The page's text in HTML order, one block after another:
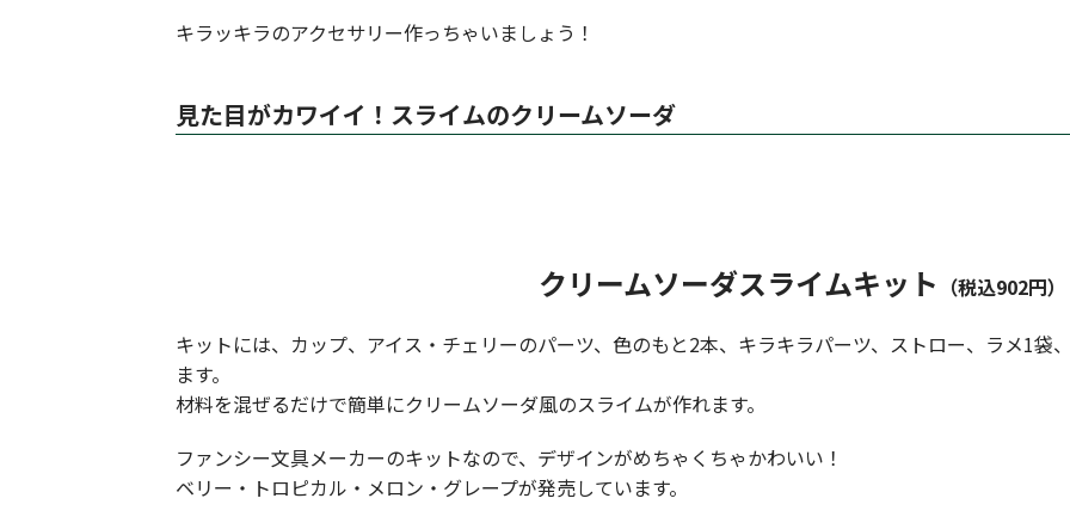
キラッキラのアクセサリー作っちゃいましょう！
見た目がカワイイ！スライムのクリームソーダ
クリームソーダスライムキット （税込902円）
キットには、カップ、アイス・チェリーのパーツ、色のもと2本、キラキラパーツ、ストロー、ラメ1袋
ます。
材料を混ぜるだけで簡単にクリームソーダ風のスライムが作れます。
ファンシー文具メーカーのキットなので、デザインがめちゃくちゃかわいい！
ベリー・トロピカル・メロン・グレープが発売しています。